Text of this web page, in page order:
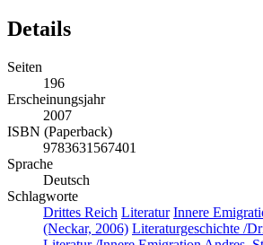
Details
Seiten
196
Erscheinungsjahr
2007
ISBN (Paperback)
9783631567401
Sprache
Deutsch
Schlagworte
Drittes Reich Literatur Innere
(Neckar, 2006) Literaturgeschichte /